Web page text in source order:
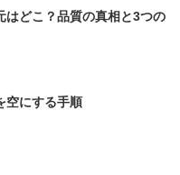
はどこ？品質の真相と3つの
空にする手順